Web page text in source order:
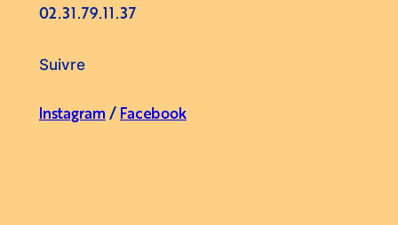
02.31.79.11.37
Suivre
Instagram / Facebook